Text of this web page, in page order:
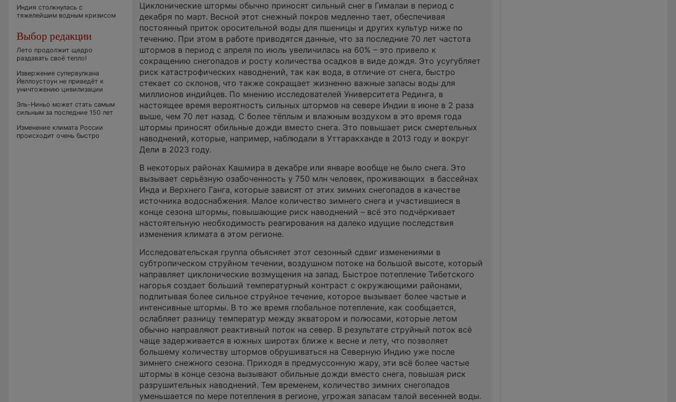
Индия столкнулась с
тяжелейшим водным кризисом
Выбор редакции
Лето продолжит щедро
раздавать своё тепло!
Извержение супервулкана
Йеллоустоун не приведёт к
уничтожению цивилизации
Эль-Ниньо может стать самым
сильным за последние 150 лет
Изменение климата России
происходит очень быстро
Циклонические штормы обычно приносят сильный снег в Гималаи в период с
декабря по март. Весной этот снежный покров медленно тает, обеспечивая
постоянный приток оросительной воды для пшеницы и других культур ниже по
течению. При этом в работе приводятся данные, что за последние 70 лет частота
штормов в период с апреля по июль увеличилась на 60% – это привело к
сокращению снегопадов и росту количества осадков в виде дождя. Это усугубляет
риск катастрофических наводнений, так как вода, в отличие от снега, быстро
стекает со склонов, что также сокращает жизненно важные запасы воды для
миллионов индийцев. По мнению исследователей Университета Рединга, в
настоящее время вероятность сильных штормов на севере Индии в июне в 2 раза
выше, чем 70 лет назад. С более тёплым и влажным воздухом в это время года
штормы приносят обильные дожди вместо снега. Это повышает риск смертельных
наводнений, которые, например, наблюдали в Уттаракханде в 2013 году и вокруг
Дели в 2023 году.
В некоторых районах Кашмира в декабре или январе вообще не было снега. Это
вызывает серьёзную озабоченность у 750 млн человек, проживающих в бассейнах
Инда и Верхнего Ганга, которые зависят от этих зимних снегопадов в качестве
источника водоснабжения. Малое количество зимнего снега и участившиеся в
конце сезона штормы, повышающие риск наводнений – всё это подчёркивает
настоятельную необходимость реагирования на далеко идущие последствия
изменения климата в этом регионе.
Исследовательская группа объясняет этот сезонный сдвиг изменениями в
субтропическом струйном течении, воздушном потоке на большой высоте, который
направляет циклонические возмущения на запад. Быстрое потепление Тибетского
нагорья создает больший температурный контраст с окружающими районами,
подпитывая более сильное струйное течение, которое вызывает более частые и
интенсивные штормы. В то же время глобальное потепление, как сообщается,
ослабляет разницу температур между экватором и полюсами, которые летом
обычно направляют реактивный поток на север. В результате струйный поток всё
чаще задерживается в южных широтах ближе к весне и лету, что позволяет
большему количеству штормов обрушиваться на Северную Индию уже после
зимнего снежного сезона. Приходя в предмуссонную жару, эти всё более частые
штормы в конце сезона вызывают обильные дожди вместо снега, повышая риск
разрушительных наводнений. Тем временем, количество зимних снегопадов
уменьшается по мере потепления в регионе, угрожая запасам талой весенней воды.